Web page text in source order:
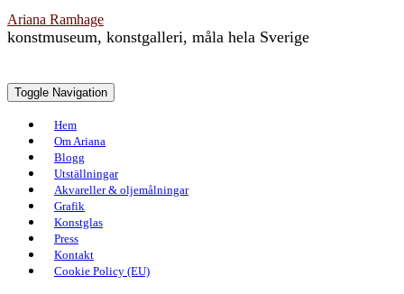
Ariana Ramhage
konstmuseum, konstgalleri, måla hela Sverige
Toggle Navigation
Hem
Om Ariana
Blogg
Utställningar
Akvareller & oljemålningar
Grafik
Konstglas
Press
Kontakt
Cookie Policy (EU)